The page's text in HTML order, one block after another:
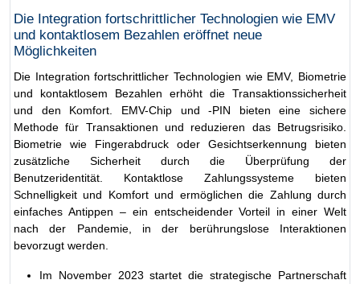
Die Integration fortschrittlicher Technologien wie EMV
und kontaktlosem Bezahlen eröffnet neue
Möglichkeiten
Die Integration fortschrittlicher Technologien wie EMV, Biometrie
und kontaktlosem Bezahlen erhöht die Transaktionssicherheit
und den Komfort. EMV-Chip und -PIN bieten eine sichere
Methode für Transaktionen und reduzieren das Betrugsrisiko.
Biometrie wie Fingerabdruck oder Gesichtserkennung bieten
zusätzliche Sicherheit durch die Überprüfung der
Benutzeridentität. Kontaktlose Zahlungssysteme bieten
Schnelligkeit und Komfort und ermöglichen die Zahlung durch
einfaches Antippen – ein entscheidender Vorteil in einer Welt
nach der Pandemie, in der berührungslose Interaktionen
bevorzugt werden.
Im November 2023 startet die strategische Partnerschaft